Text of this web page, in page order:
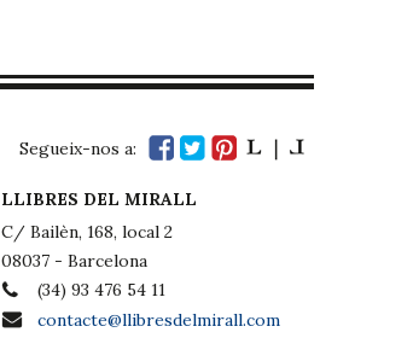
Segueix-nos a:
LLIBRES DEL MIRALL
C/ Bailèn, 168, local 2
08037 - Barcelona
(34) 93 476 54 11
contacte@llibresdelmirall.com